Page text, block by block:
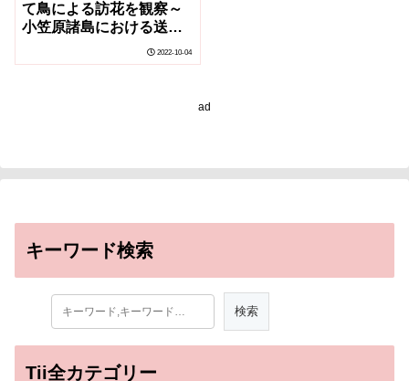
て鳥による訪花を観察～
小笠原諸島における送粉
2022-10-04
ad
キーワード検索
Tii全カテゴリー